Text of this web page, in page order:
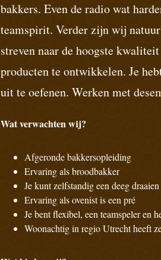
bakkers. Even de radio wat
teamspirit. Verder zijn wij
streven naar de hoogste
producten te ontwikkelen. Je
uit te oefenen. Werken met
Wat verwachten wij?
Afgeronde bakkersopleiding
Ervaring als broodbakker
Je kunt zelfstandig een deeg draaien
Ervaring als ovenist is een pré
Je bent flexibel, een teamspeler en
Woonachtig in regio Utrecht heeft